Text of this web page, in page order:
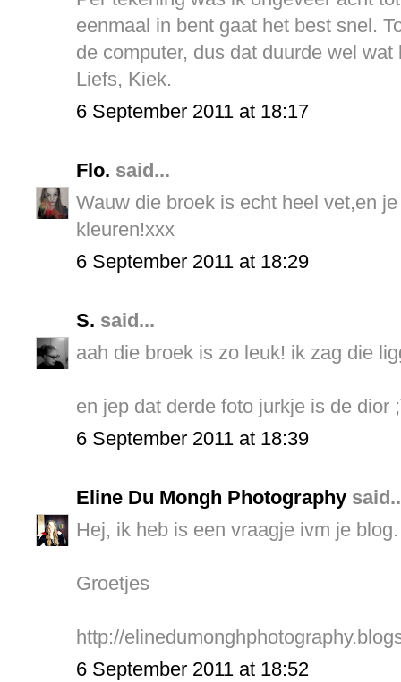
eenmaal in bent gaat het best snel.
de computer, dus dat duurde wel wat
Liefs, Kiek.
6 September 2011 at 18:17
Flo. said...
Wauw die broek is echt heel vet,en
kleuren!xxx
6 September 2011 at 18:29
S. said...
aah die broek is zo leuk! ik zag die
en jep dat derde foto jurkje is de dior
6 September 2011 at 18:39
Eline Du Mongh Photography
Hej, ik heb is een vraagje ivm je blog.
Groetjes
http://
6 September 2011 at 18:52